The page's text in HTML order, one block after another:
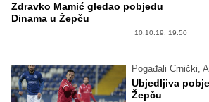
Zdravko Mamić gledao pobjedu
Dinama u Žepču
10.10.19. 19:50
Pogađali Crnički,
Ubjedljiva
Žepču